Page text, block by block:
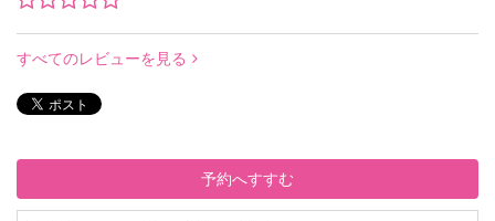
すべてのレビューを見る
予約へすすむ